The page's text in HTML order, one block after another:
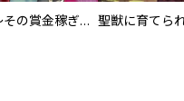
EX ～その賞金稼ぎは、世界の出口を探す～【単行本版】